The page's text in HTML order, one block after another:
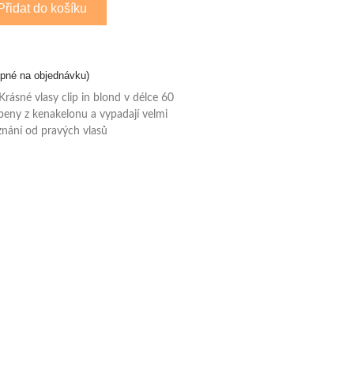
do košíku
na objednávku)
vlasy clip in blond v délce 60
z kenakelonu a vypadají velmi
od pravých vlasů